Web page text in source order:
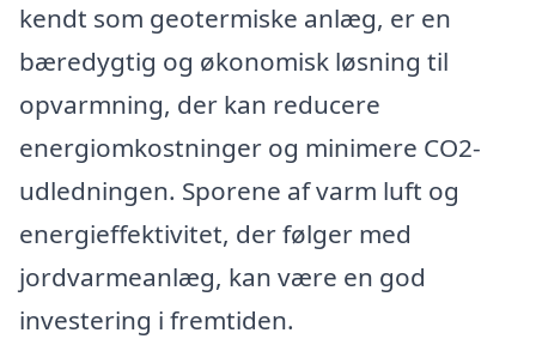
kendt som geotermiske anlæg, er en
bæredygtig og økonomisk løsning til
opvarmning, der kan reducere
energiomkostninger og minimere CO2-
udledningen. Sporene af varm luft og
energieffektivitet, der følger med
jordvarmeanlæg, kan være en god
investering i fremtiden.